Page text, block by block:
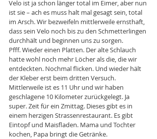
Velo ist ja schon länger total im Eimer, aber nun
ist sie – ach es muss halt mal gesagt sein, total
im Arsch. Wir bezweifeln mittlerweile ernsthaft,
dass sein Velo noch bis zu den Schmetterlingen
durchhält und beginnen uns zu sorgen.
Pfff. Wieder einen Platten. Der alte Schlauch
hatte wohl noch mehr Löcher als die, die wir
entdeckten. Nochmal flicken. Und wieder hält
der Kleber erst beim dritten Versuch.
Mittlerweile ist es 11 Uhr und wir haben
geschlagene 10 Kilometer zurückgelegt. Ja
super. Zeit für ein Zmittag. Dieses gibt es in
einem herzigen Strassenrestaurant. Es gibt
Eintopf und Maisfladen. Mama und Tochter
kochen, Papa bringt die Getränke.